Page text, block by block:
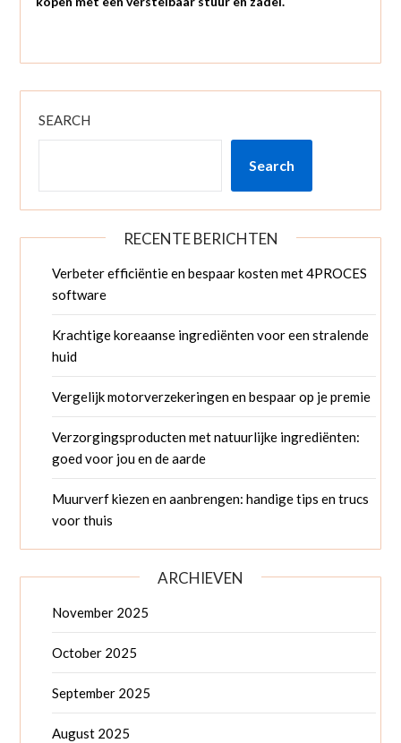
SEARCH
Search
RECENTE BERICHTEN
Verbeter efficiëntie en bespaar kosten met 4PROCES
software
Krachtige koreaanse ingrediënten voor een stralende
huid
Vergelijk motorverzekeringen en bespaar op je premie
Verzorgingsproducten met natuurlijke ingrediënten:
goed voor jou en de aarde
Muurverf kiezen en aanbrengen: handige tips en trucs
voor thuis
ARCHIEVEN
November 2025
October 2025
September 2025
August 2025